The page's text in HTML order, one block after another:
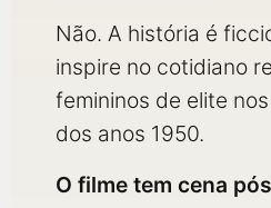
Não. A história é
inspire no cotidiano
femininos de elite
dos anos 1950.
O filme tem cena